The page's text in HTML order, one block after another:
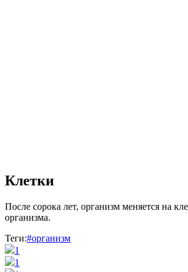
Клетки
После сорока лет, организм меняется на
организма.
Теги:#организм
1
1